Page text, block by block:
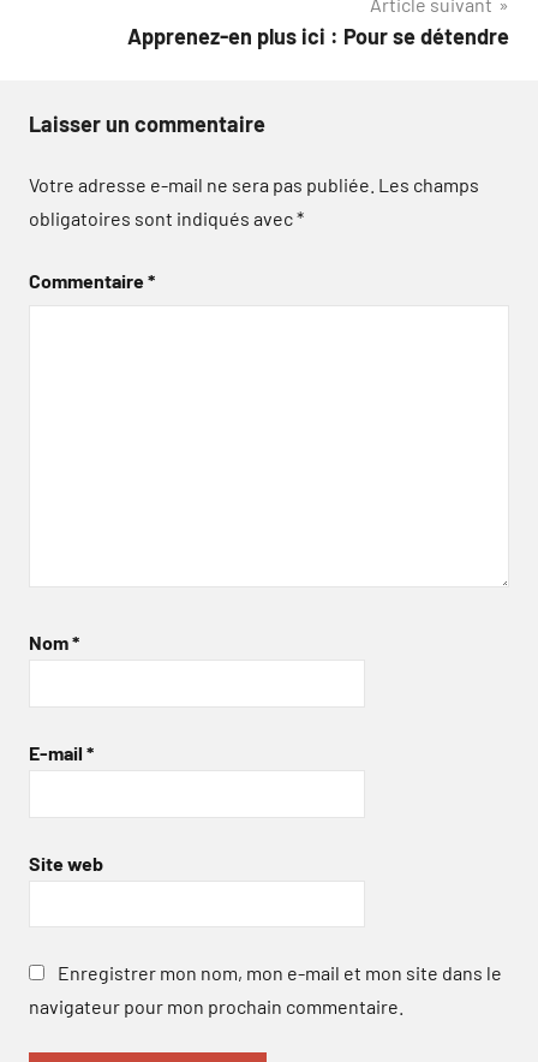
Apprenez-en plus ici : Pour se détendre
Laisser un commentaire
Votre adresse e-mail ne sera pas publiée. Les champs
obligatoires sont indiqués avec*
Commentaire*
Nom*
E-mail *
Site web
Enregistrer mon nom, mon e-mail et mon site dans le
navigateur pour mon prochain commentaire.